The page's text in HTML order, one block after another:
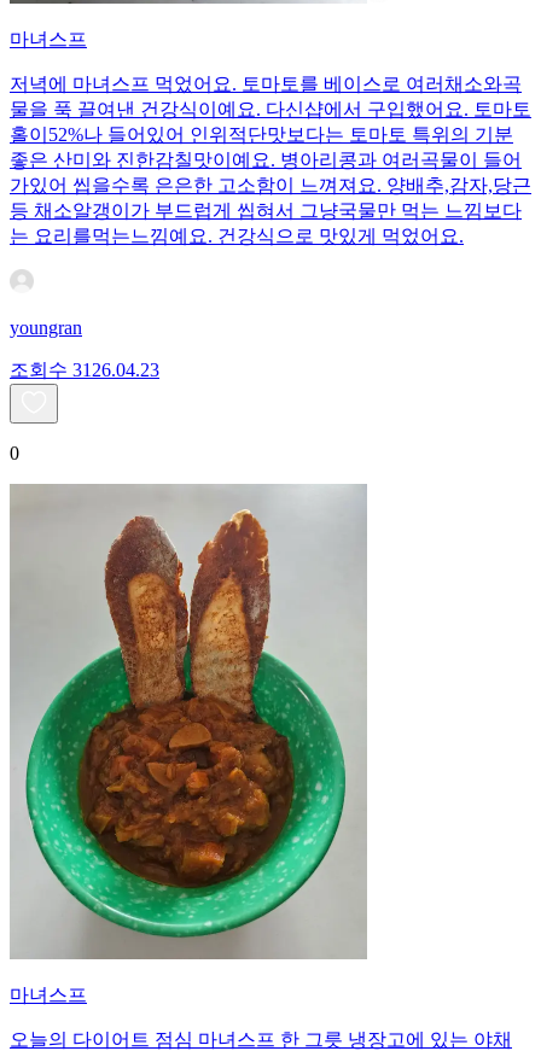
마녀스프
저녁에 마녀스프 먹었어요. 토마토를 베이스로 여러채소와곡
물을 푹 끌여낸 건강식이예요. 다신샵에서 구입했어요. 토마토
홀이52%나 들어있어 인위적단맛보다는 토마토 특위의 기분
좋은 산미와 진한감칠맛이예요. 병아리콩과 여러곡물이 들어
가있어 씹을수록 은은한 고소함이 느껴져요. 양배추,감자,당근
등 채소알갱이가 부드럽게 씹혀서 그냥국물만 먹는 느낌보다
는 요리를먹는느낌예요. 건강식으로 맛있게 먹었어요.
youngran
조회수 31 26.04.23
0
마녀스프
오늘의 다이어트 점심 마녀스프 한 그릇 냉장고에 있는 야채